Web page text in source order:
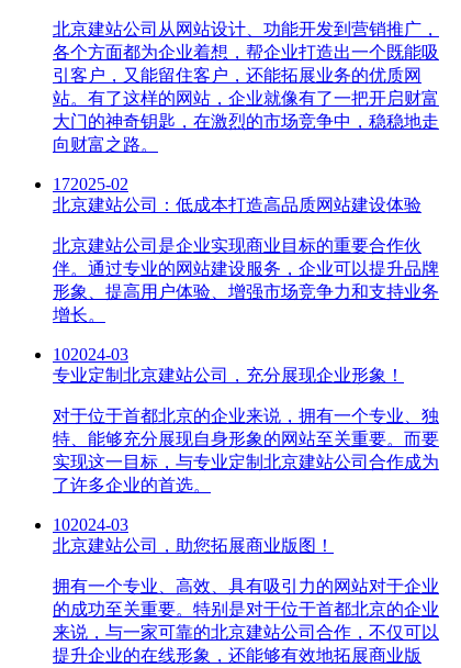
北京建站公司从网站设计、功能开发到营销推广，
各个方面都为企业着想，帮企业打造出一个既能吸
引客户，又能留住客户，还能拓展业务的优质网
站。有了这样的网站，企业就像有了一把开启财富
大门的神奇钥匙，在激烈的市场竞争中，稳稳地走
向财富之路。
172025-02
北京建站公司：低成本打造高品质网站建设体验
北京建站公司是企业实现商业目标的重要合作伙
伴。通过专业的网站建设服务，企业可以提升品牌
形象、提高用户体验、增强市场竞争力和支持业务
增长。
102024-03
专业定制北京建站公司，充分展现企业形象！
对于位于首都北京的企业来说，拥有一个专业、独
特、能够充分展现自身形象的网站至关重要。而要
实现这一目标，与专业定制北京建站公司合作成为
了许多企业的首选。
102024-03
北京建站公司，助您拓展商业版图！
拥有一个专业、高效、具有吸引力的网站对于企业
的成功至关重要。特别是对于位于首都北京的企业
来说，与一家可靠的北京建站公司合作，不仅可以
提升企业的在线形象，还能够有效地拓展商业版